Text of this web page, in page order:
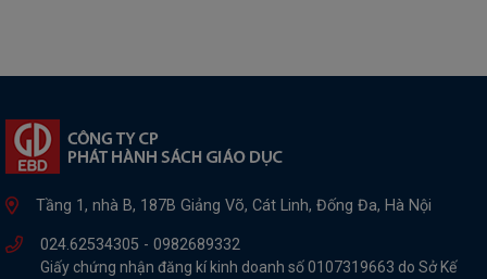
Tầng 1, nhà B, 187B Giảng Võ, Cát Linh, Đống Đa, Hà Nội
024.62534305 - 0982689332
Giấy chứng nhận đăng kí kinh doanh số 0107319663 do Sở Kế